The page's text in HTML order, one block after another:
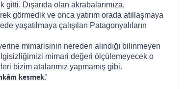
gitti. Dışarıda olan akrabalarımıza,
görmedik ve onca yatırım orada atıllaşmaya
yaşatılmaya çalışılan Patagonyalıların
mimarisinin nereden alındığı bilinmeyen
mimari değeri ölçülemeyecek o
bizim atalarımız yapmamış gibi.
kesmek.’